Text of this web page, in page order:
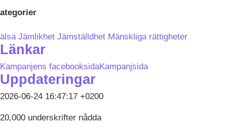
Jämlikhet Jämställdhet Mänskliga rättigheter
Länkar
Kampanjens facebooksidaKampanjsida
Uppdateringar
2026-06-24 16:47:17 +0200
20,000 underskrifter nådda